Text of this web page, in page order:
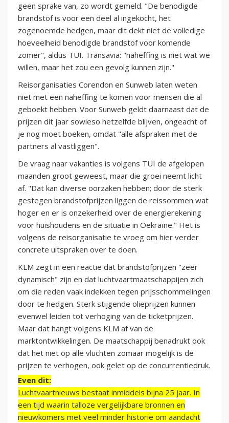
geen sprake van, zo wordt gemeld. "De benodigde
brandstof is voor een deel al ingekocht, het
zogenoemde hedgen, maar dit dekt niet de volledige
hoeveelheid benodigde brandstof voor komende
zomer", aldus TUI. Transavia: "naheffing is niet wat we
willen, maar het zou een gevolg kunnen zijn."
Reisorganisaties Corendon en Sunweb laten weten
niet met een naheffing te komen voor mensen die al
geboekt hebben. Voor Sunweb geldt daarnaast dat de
prijzen dit jaar sowieso hetzelfde blijven, ongeacht of
je nog moet boeken, omdat "alle afspraken met de
partners al vastliggen".
De vraag naar vakanties is volgens TUI de afgelopen
maanden groot geweest, maar die groei neemt licht
af. "Dat kan diverse oorzaken hebben; door de sterk
gestegen brandstofprijzen liggen de reissommen wat
hoger en er is onzekerheid over de energierekening
voor huishoudens en de situatie in Oekraïne." Het is
volgens de reisorganisatie te vroeg om hier verder
concrete uitspraken over te doen.
KLM zegt in een reactie dat brandstofprijzen "zeer
dynamisch" zijn en dat luchtvaartmaatschappijen zich
om die reden vaak indekken tegen prijsschommelingen
door te hedgen. Sterk stijgende olieprijzen kunnen
evenwel leiden tot verhoging van de ticketprijzen.
Maar dat hangt volgens KLM af van de
marktontwikkelingen. De maatschappij benadrukt ook
dat het niet op alle vluchten zomaar mogelijk is de
prijzen te verhogen, ook gelet op de concurrentiedruk.
Even dit:
Luchtvaartnieuws bestaat inmiddels bijna 25 jaar. In
een tijd waarin talloze vergelijkbare bronnen en
nieuwkomers met veel minder historie om aandacht